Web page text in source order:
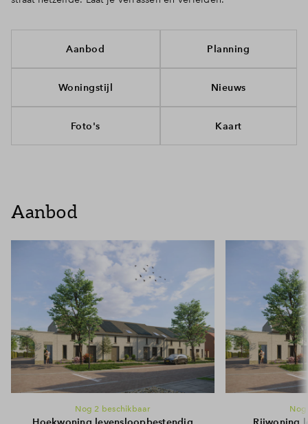
Aanbod
Woningstijl
Foto's
Planning
Nieuws
Kaart
Aanbod
Nog 2 beschikbaar